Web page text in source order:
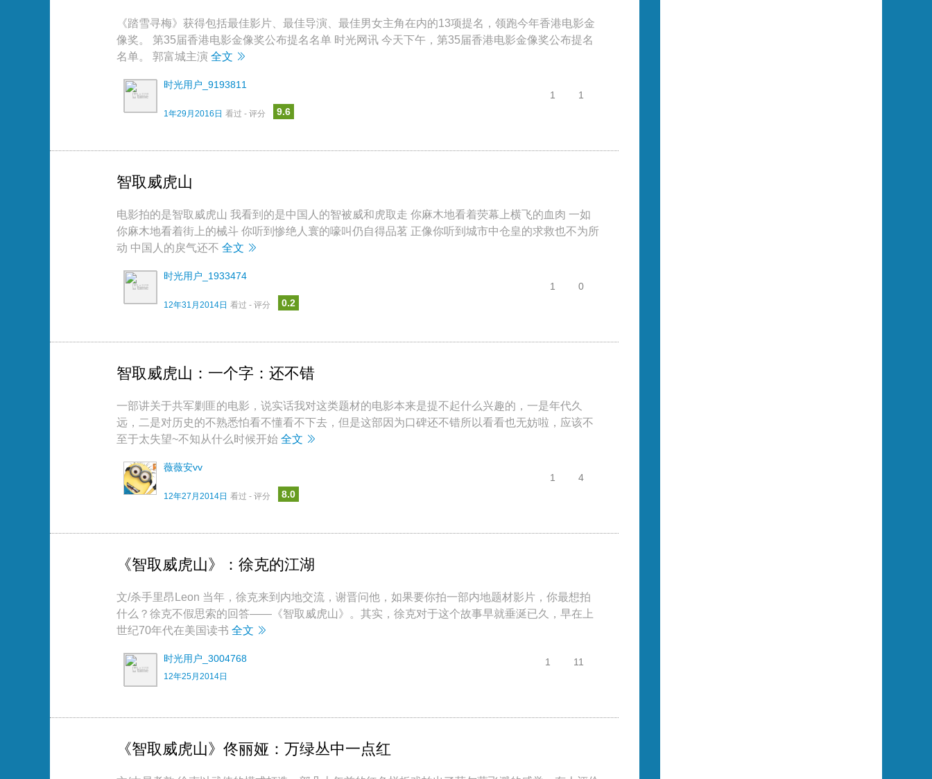
《踏雪寻梅》获得包括最佳影片、最佳导演、最佳男女主角在内的13项提名，领跑今年香港电影金
像奖。 第35届香港电影金像奖公布提名名单 时光网讯 今天下午，第35届香港电影金像奖公布提名
名单。 郭富城主演 全文
时光用户_9193811
1年29月2016日 看过 - 评分 9.6
1 1
智取威虎山
电影拍的是智取威虎山 我看到的是中国人的智被威和虎取走 你麻木地看着荧幕上横飞的血肉 一如
你麻木地看着街上的械斗 你听到惨绝人寰的嚎叫仍自得品茗 正像你听到城市中仓皇的求救也不为所
动 中国人的戾气还不 全文
时光用户_1933474
12年31月2014日 看过 - 评分 0.2
1 0
智取威虎山：一个字：还不错
一部讲关于共军剿匪的电影，说实话我对这类题材的电影本来是提不起什么兴趣的，一是年代久
远，二是对历史的不熟悉怕看不懂看不下去，但是这部因为口碑还不错所以看看也无妨啦，应该不
至于太失望~不知从什么时候开始 全文
薇薇安vv
12年27月2014日 看过 - 评分 8.0
1 4
《智取威虎山》：徐克的江湖
文/杀手里昂Leon 当年，徐克来到内地交流，谢晋问他，如果要你拍一部内地题材影片，你最想拍
什么？徐克不假思索的回答——《智取威虎山》。其实，徐克对于这个故事早就垂涎已久，早在上
世纪70年代在美国读书 全文
时光用户_3004768
12年25月2014日
1 11
《智取威虎山》佟丽娅：万绿丛中一点红